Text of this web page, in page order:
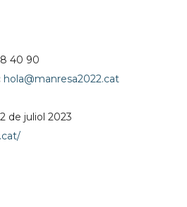
40 90
hola@manresa2022.cat
de juliol 2023